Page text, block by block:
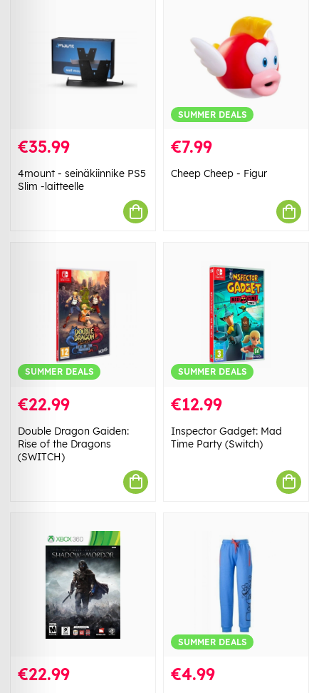
€35.99
4mount - seinäkiinnike PS5
Slim -laitteelle
SUMMER DEALS
€7.99
Cheep Cheep - Figur
SUMMER DEALS
€22.99
Double Dragon Gaiden:
Rise of the Dragons
(SWITCH)
SUMMER DEALS
€12.99
Inspector Gadget: Mad
Time Party (Switch)
€22.99
SUMMER DEALS
€4.99